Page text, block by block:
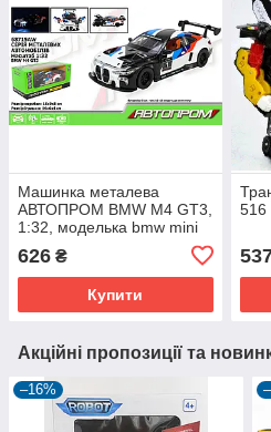
Машинка металева
АВТОПРОМ BMW M4 GT3,
1:32, моделька bmw mini
626 ₴
Купити
516
Акційні пропозиції та
–16%